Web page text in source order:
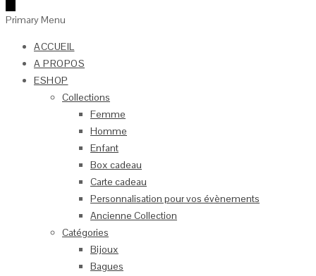
Primary Menu
ACCUEIL
A PROPOS
ESHOP
Collections
Femme
Homme
Enfant
Box cadeau
Carte cadeau
Personnalisation pour vos évènements
Ancienne Collection
Catégories
Bijoux
Bagues